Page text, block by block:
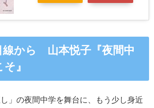
線から 山本悦子『夜間中
』
」の夜間中学を舞台に、もう少し身近